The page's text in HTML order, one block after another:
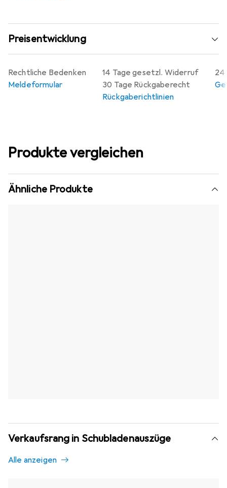
Preisentwicklung
14 Tage gesetzl. Widerruf
30 Tage Rückgaberecht
Rückgaberichtlinien
24
Rechtliche Bedenken
Meldeformular
Produkte vergleichen
Ähnliche Produkte
Verkaufsrang in Schubladenauszüge
Alle anzeigen